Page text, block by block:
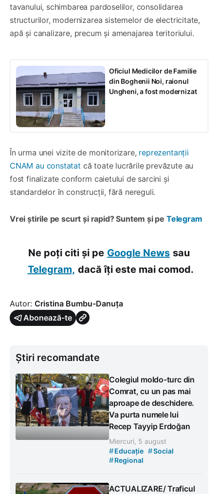
tavanului, schimbarea pardoselilor, consolidarea
structurilor, modernizarea sistemelor de electricitate,
apă și canalizare, precum și amenajarea teritoriului.
Oficiul Medicilor de Familie
din Boghenii Noi, raionul
Ungheni, a fost modernizat
În urma unei vizite de monitorizare, reprezentanții
CNAM au constatat că toate lucrările prevăzute au
fost finalizate conform caietului de sarcini și
standardelor în construcții, fără nereguli.
Vrei știrile pe scurt și rapid? Suntem și pe Telegram
Ne poți citi și pe Google News sau
Telegram, dacă îți este mai comod.
Autor: Cristina Bumbu-Danuța
Abonează-te
Știri recomandate
Colegiul moldo-turc din
Comrat, cu un pas mai
aproape de deschidere.
Va purta numele lui
Recep Tayyip Erdoğan
Miercuri, 5 august
#Educație #Social
#Regional
ACTUALIZARE/ Traficul